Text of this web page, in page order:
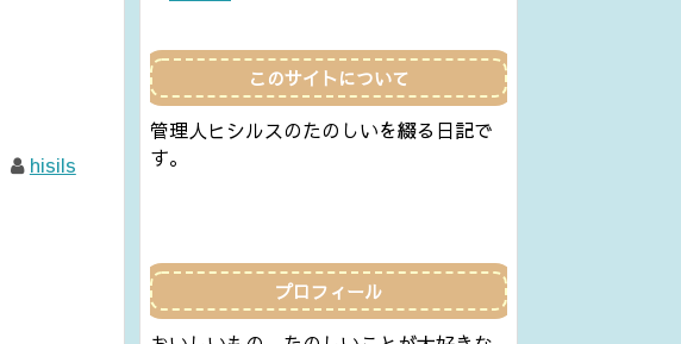
hisils
このサイトについて
管理人ヒシルスのたのしいを綴る日記で
す。
プロフィール